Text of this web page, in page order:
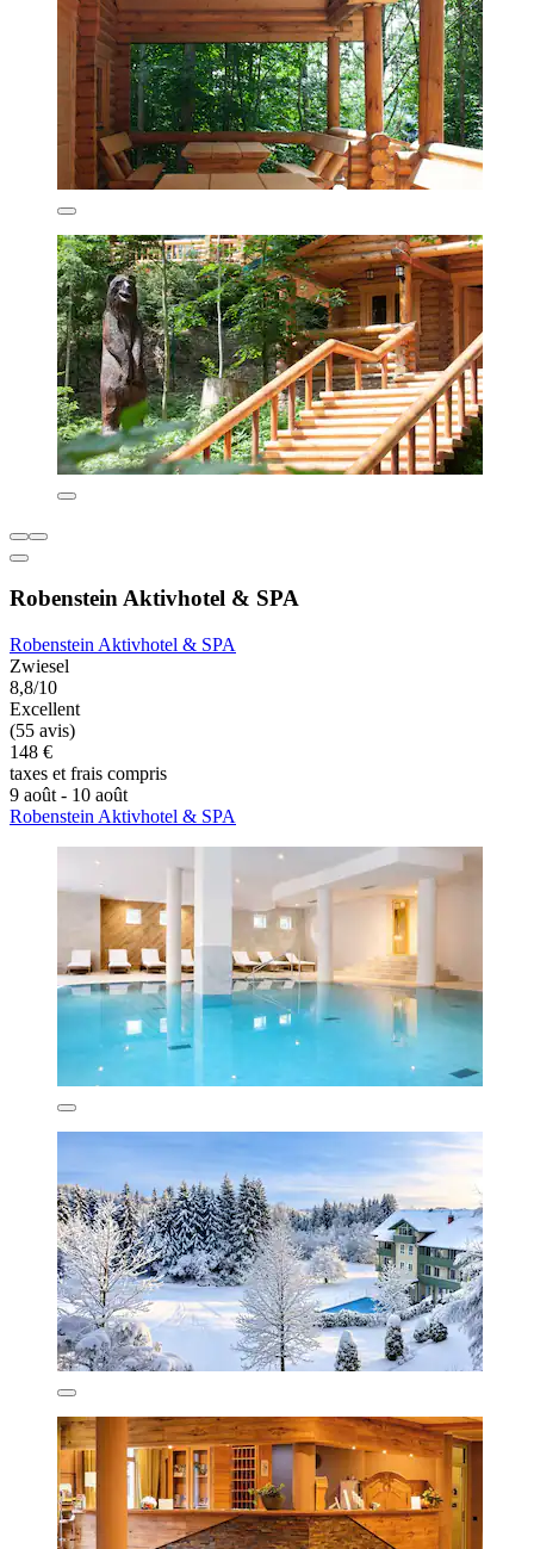
Robenstein Aktivhotel & SPA
Robenstein Aktivhotel & SPA
Zwiesel
8,8/10
Excellent
(55 avis)
148 €
taxes et frais compris
9 août - 10 août
Robenstein Aktivhotel & SPA